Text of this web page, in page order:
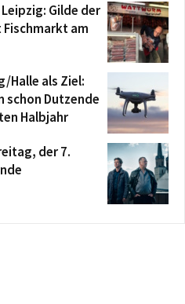
Gilde der
am
Halle als Ziel:
schon Dutzende
Halbjahr
der 7.